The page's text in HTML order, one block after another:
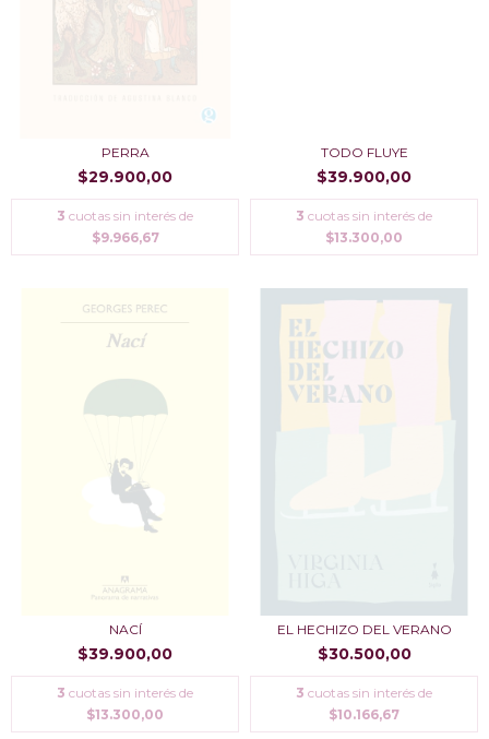
PERRA
$29.900,00
3 cuotas sin interés de
$9.966,67
TODO FLUYE
$39.900,00
3 cuotas sin interés de
$13.300,00
NACÍ
$39.900,00
3 cuotas sin interés de
$13.300,00
EL HECHIZO DEL VERANO
$30.500,00
3 cuotas sin interés de
$10.166,67